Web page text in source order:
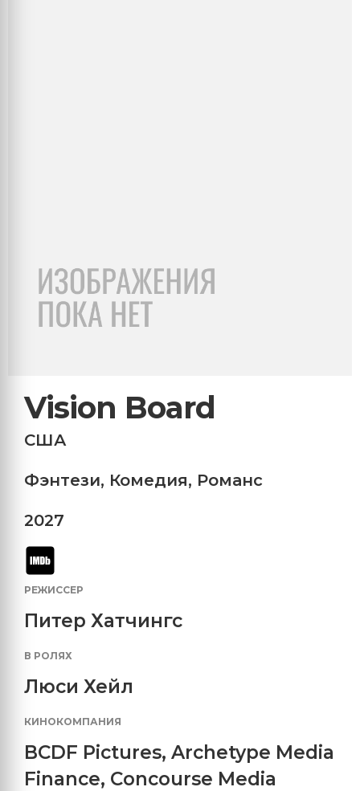
Vision Board
США
Фэнтези, Комедия, Романс
2027
РЕЖИССЕР
Питер Хатчингс
В РОЛЯХ
Люси Хейл
КИНОКОМПАНИЯ
BCDF Pictures, Archetype Media
Finance, Concourse Media